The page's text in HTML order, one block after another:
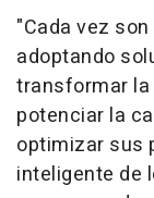
"Cada vez
adoptando
transformar
potenciar la
optimizar sus
inteligente de